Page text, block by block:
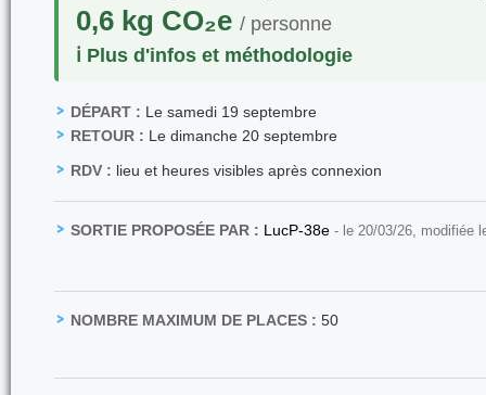
0,6 kg CO₂e / personne
ℹ️ Plus d'infos et méthodologie
DÉPART : Le samedi 19 septembre
RETOUR : Le dimanche 20 septembre
RDV : lieu et heures visibles après connexion
SORTIE PROPOSÉE PAR : LucP-38e - le 20/03/26, modifiée
NOMBRE MAXIMUM DE PLACES : 50